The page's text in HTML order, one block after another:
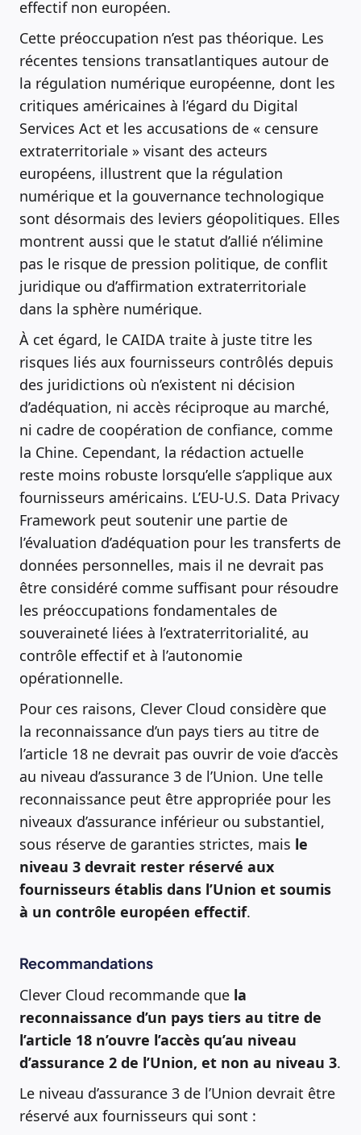
effectif non européen.
Cette préoccupation n’est pas théorique. Les
récentes tensions transatlantiques autour de
la régulation numérique européenne, dont les
critiques américaines à l’égard du Digital
Services Act et les accusations de « censure
extraterritoriale » visant des acteurs
européens, illustrent que la régulation
numérique et la gouvernance technologique
sont désormais des leviers géopolitiques. Elles
montrent aussi que le statut d’allié n’élimine
pas le risque de pression politique, de conflit
juridique ou d’affirmation extraterritoriale
dans la sphère numérique.
À cet égard, le CAIDA traite à juste titre les
risques liés aux fournisseurs contrôlés depuis
des juridictions où n’existent ni décision
d’adéquation, ni accès réciproque au marché,
ni cadre de coopération de confiance, comme
la Chine. Cependant, la rédaction actuelle
reste moins robuste lorsqu’elle s’applique aux
fournisseurs américains. L’EU-U.S. Data Privacy
Framework peut soutenir une partie de
l’évaluation d’adéquation pour les transferts de
données personnelles, mais il ne devrait pas
être considéré comme suffisant pour résoudre
les préoccupations fondamentales de
souveraineté liées à l’extraterritorialité, au
contrôle effectif et à l’autonomie
opérationnelle.
Pour ces raisons, Clever Cloud considère que
la reconnaissance d’un pays tiers au titre de
l’article 18 ne devrait pas ouvrir de voie d’accès
au niveau d’assurance 3 de l’Union. Une telle
reconnaissance peut être appropriée pour les
niveaux d’assurance inférieur ou substantiel,
sous réserve de garanties strictes, mais le
niveau 3 devrait rester réservé aux
fournisseurs établis dans l’Union et soumis
à un contrôle européen effectif.
Recommandations
Clever Cloud recommande que la
reconnaissance d’un pays tiers au titre de
l’article 18 n’ouvre l’accès qu’au niveau
d’assurance 2 de l’Union, et non au niveau 3.
Le niveau d’assurance 3 de l’Union devrait être
réservé aux fournisseurs qui sont :